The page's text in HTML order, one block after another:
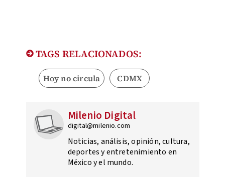
TAGS RELACIONADOS:
Hoy no circula CDMX
Milenio Digital
digital@milenio.com
Noticias, análisis, opinión, cultura,
deportes y entretenimiento en
México y el mundo.